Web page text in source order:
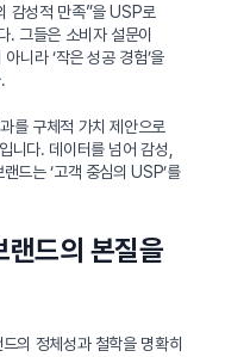
감성적 만족”을 USP로
. 그들은 소비자 설문이
니라 ‘작은 성공 경험’을
를 구체적 가치 제안으로
니다. 데이터를 넘어 감성,
드는 ‘고객 중심의 USP’를
드의 본질을
의 정체성과 철학을 명확히